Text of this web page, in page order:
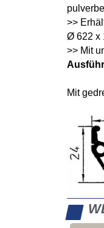
>>
Ø 622 x
>> Mit
Mit